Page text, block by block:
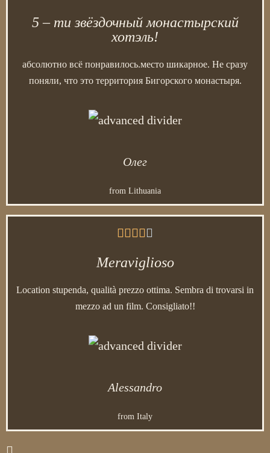
5 – ти звёздочный монастырский
хотэль!
абсолютно всё понравилось.место шикарное. Не сразу
поняли, что это территория Бигорского монастыря.
Олег
from Lithuania

Meraviglioso
Location stupenda, qualità prezzo ottima. Sembra di trovarsi in
mezzo ad un film. Consigliato!!
Alessandro
from Italy